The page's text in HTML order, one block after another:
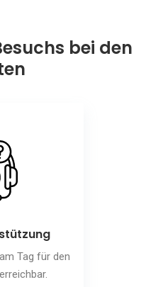
bei den
Tag für den